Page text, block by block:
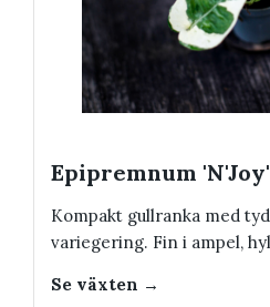
Epipremnum 'N'Joy'
Kompakt gullranka med
variegering. Fin i ampel,
Se växten →